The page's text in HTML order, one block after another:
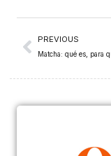
PREVIOUS